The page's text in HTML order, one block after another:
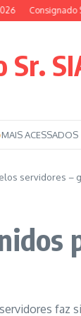
Consignado
Sr.
MAIS ACESSADOS
servidores –
faz